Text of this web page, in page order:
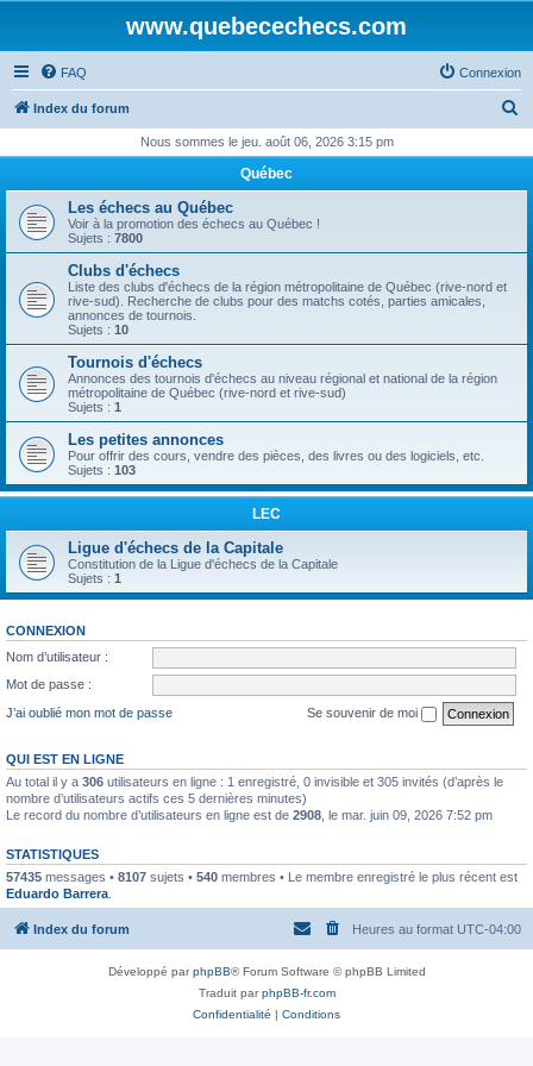
www.quebecechecs.com
FAQ Connexion
Index du forum
h
r
Nous sommes le jeu. août 06, 2026 3:15 pm
Québec
Les échecs au Québec
Voir à la promotion des échecs au Québec !
Sujets : 7800
Clubs d'échecs
Liste des clubs d'échecs de la région métropolitaine de Québec (rive-nord et
rive-sud). Recherche de clubs pour des matchs cotés, parties amicales,
annonces de tournois.
Sujets : 10
Tournois d'échecs
Annonces des tournois d'échecs au niveau régional et national de la région
métropolitaine de Québec (rive-nord et rive-sud)
Sujets : 1
Les petites annonces
Pour offrir des cours, vendre des pièces, des livres ou des logiciels, etc.
Sujets : 103
LEC
Ligue d'échecs de la Capitale
Constitution de la Ligue d'échecs de la Capitale
Sujets : 1
CONNEXION
Nom d’utilisateur :
Mot de passe :
J’ai oublié mon mot de passe
Se souvenir de moi
QUI EST EN LIGNE
Au total il y a 306 utilisateurs en ligne : 1 enregistré, 0 invisible et 305 invités (d’après le
nombre d’utilisateurs actifs ces 5 dernières minutes)
Le record du nombre d’utilisateurs en ligne est de 2908 , le mar. juin 09, 2026 7:52 pm
STATISTIQUES
57435 messages • 8107 sujets • 540 membres • Le membre enregistré le plus récent est
Eduardo Barrera
Index du forum Heures au format UTC-04:00
Développé parphpBB® Forum Software © phpBB Limited
Traduit parphpBB-fr.com
Confidentialité | Conditions